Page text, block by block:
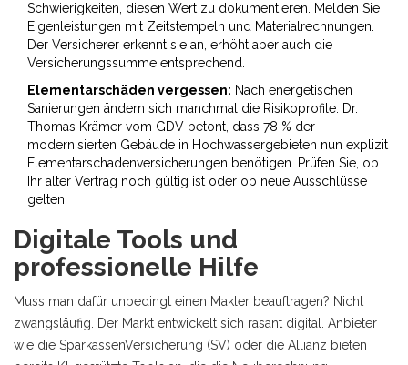
Schwierigkeiten, diesen Wert zu dokumentieren. Melden Sie
Eigenleistungen mit Zeitstempeln und Materialrechnungen.
Der Versicherer erkennt sie an, erhöht aber auch die
Versicherungssumme entsprechend.
Elementarschäden vergessen: Nach energetischen
Sanierungen ändern sich manchmal die Risikoprofile. Dr.
Thomas Krämer vom GDV betont, dass 78 % der
modernisierten Gebäude in Hochwassergebieten nun explizit
Elementarschadenversicherungen benötigen. Prüfen Sie, ob
Ihr alter Vertrag noch gültig ist oder ob neue Ausschlüsse
gelten.
Digitale Tools und
professionelle Hilfe
Muss man dafür unbedingt einen Makler beauftragen? Nicht
zwangsläufig. Der Markt entwickelt sich rasant digital. Anbieter
wie die SparkassenVersicherung (SV) oder die Allianz bieten